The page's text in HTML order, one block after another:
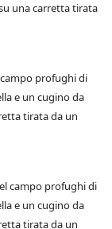
una carretta tirata
profughi di
e un cugino da
tirata da un
campo profughi di
e un cugino da
tirata da un